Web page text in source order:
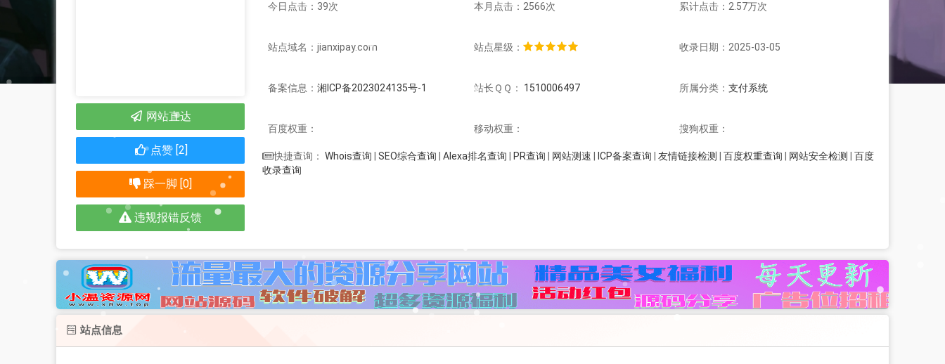
今日点击：39次 本月点击：2566次 累计点击：2.57万次
站点域名：jianxipay.com 站点星级： 收录日期：2025-03-05
备案信息： 湘ICP备2023024135号-1 站长ＱＱ： 1510006497 所属分类：支付系统
百度权重： 移动权重： 搜狗权重：
快捷查询： Whois查询 SEO综合查询 Alexa排名查询 PR查询 网站测速 ICP备案查询 友情链接检测 百度权重查询 网站安全检测
百度
收录查询
网站直达
点赞 [2]
踩一脚 [0]
违规报错反馈
站点信息